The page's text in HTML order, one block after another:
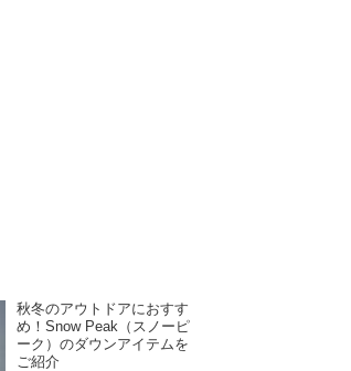
秋冬のアウトドアにおすす
め！Snow Peak（スノーピ
ーク）のダウンアイテムを
ご紹介